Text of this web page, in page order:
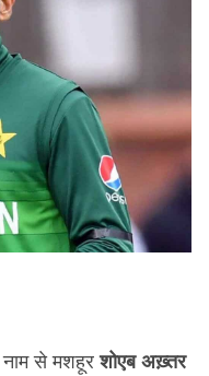
से मशहूरशोएब अख़्तर